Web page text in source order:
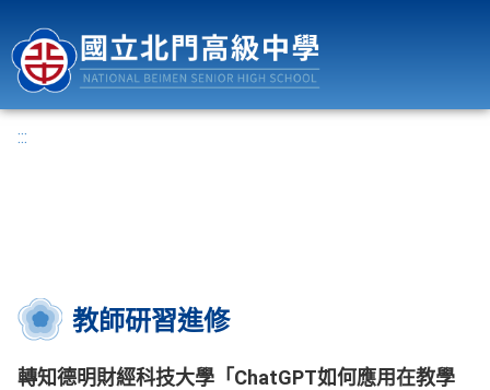
:::
教師研習進修
轉知德明財經科技大學「ChatGPT如何應用在教學